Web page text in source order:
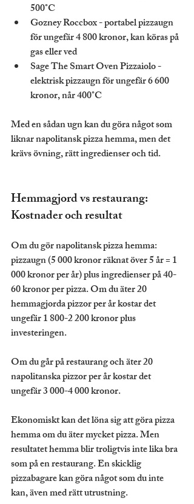
500°C
Gozney Roccbox - portabel pizzaugn
för ungefär 4 800 kronor, kan köras på
gas eller ved
Sage The Smart Oven Pizzaiolo -
elektrisk pizzaugn för ungefär 6 600
kronor, når 400°C
Med en sådan ugn kan du göra något som
liknar napolitansk pizza hemma, men det
krävs övning, rätt ingredienser och tid.
Hemmagjord vs restaurang:
Kostnader och resultat
Om du gör napolitansk pizza hemma:
pizzaugn (5 000 kronor räknat över 5 år = 1
000 kronor per år) plus ingredienser på 40-
60 kronor per pizza. Om du äter 20
hemmagjorda pizzor per år kostar det
ungefär 1 800-2 200 kronor plus
investeringen.
Om du går på restaurang och äter 20
napolitanska pizzor per år kostar det
ungefär 3 000-4 000 kronor.
Ekonomiskt kan det löna sig att göra pizza
hemma om du äter mycket pizza. Men
resultatet hemma blir troligtvis inte lika bra
som på en restaurang. En skicklig
pizzabagare kan göra något som du inte
kan, även med rätt utrustning.